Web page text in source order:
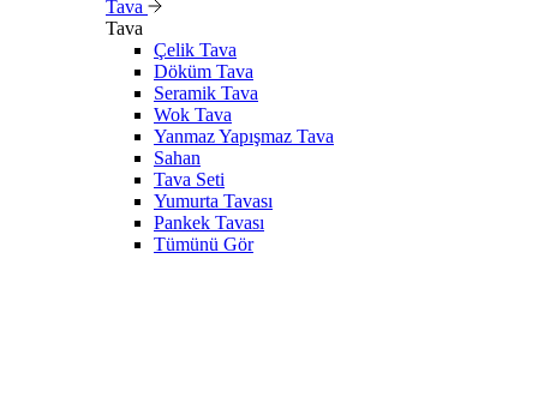
Tava
Tava
Çelik Tava
Döküm Tava
Seramik Tava
Wok Tava
Yanmaz Yapışmaz Tava
Sahan
Tava Seti
Yumurta Tavası
Pankek Tavası
Tümünü Gör